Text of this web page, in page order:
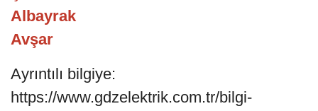
Albayrak
Avşar
Ayrıntılı bilgiye:
https://www.gdzelektrik.com.tr/bilgi-